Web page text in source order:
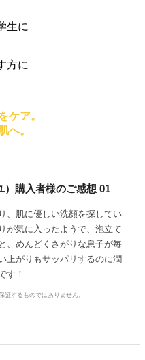
生に
方に
ケア。
へ。
購入者様のご感想 01
、肌に優しい洗顔を探してい
が気に入ったようで、泡立て
、めんどくさがりな息子が毎
上がりもサッパリするのに潤
す！
するものではありません。